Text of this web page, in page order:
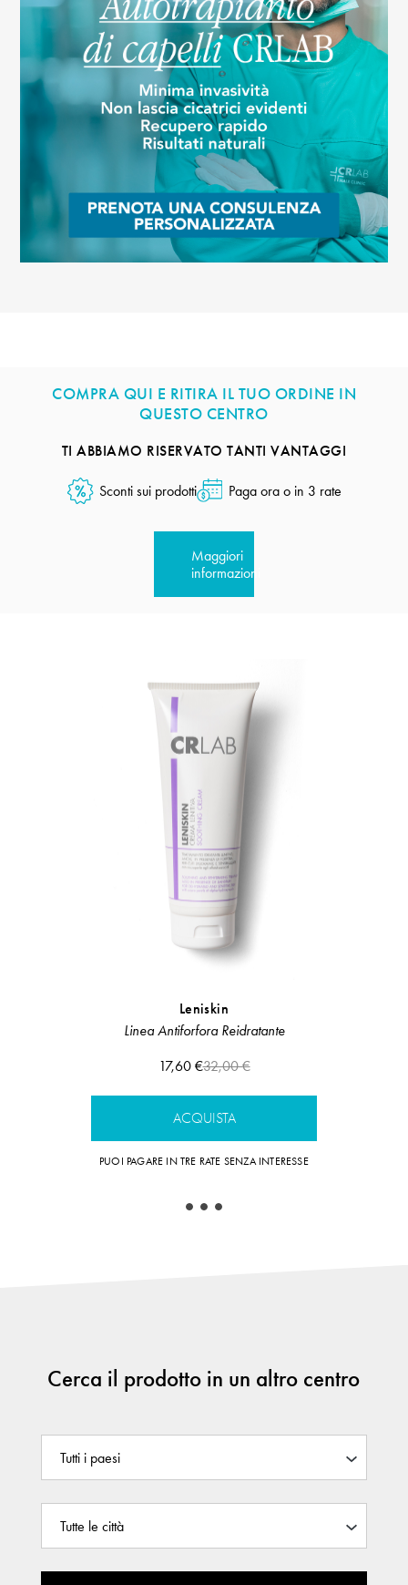
COMPRA QUI E RITIRA IL TUO ORDINE IN
QUESTO CENTRO
TI ABBIAMO RISERVATO TANTI VANTAGGI
Sconti sui prodotti Paga ora o in 3 rate
Maggiori
informazioni
Leniskin
Linea Antiforfora Reidratante
17,60 €32,00 €
ACQUISTA
PUOI PAGARE IN TRE RATE SENZA INTERESSE
Cerca il prodotto in un altro centro